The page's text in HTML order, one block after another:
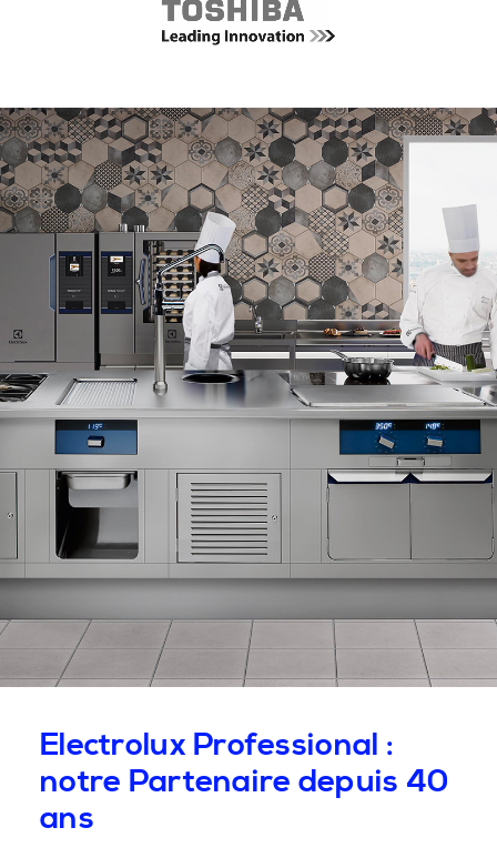
Electrolux Professional :
notre Partenaire depuis 40
ans